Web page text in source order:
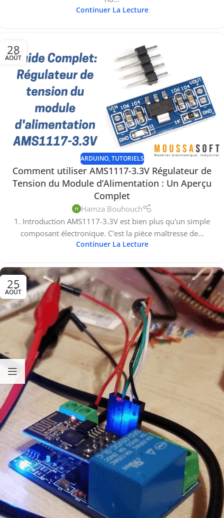
Continuer La Lecture
28
AOÛT
ARDUINO,TUTORIELS
Comment utiliser AMS1117-3.3V Régulateur de
Tension du Module d’Alimentation : Un Aperçu
Complet
Hamza Bouhouch
1. Introduction AMS1117-3.3V est bien plus qu'un simple
composant électronique. C'est la pièce maîtresse de...
Continuer La Lecture
25
AOÛT